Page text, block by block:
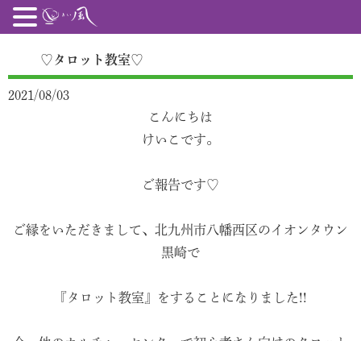
♡タロット教室♡
2021/08/03
こんにちは
けいこです。
ご報告です♡
ご縁をいただきまして、北九州市八幡西区のイオンタウン
黒崎で
『タロット教室』をすることになりました!!